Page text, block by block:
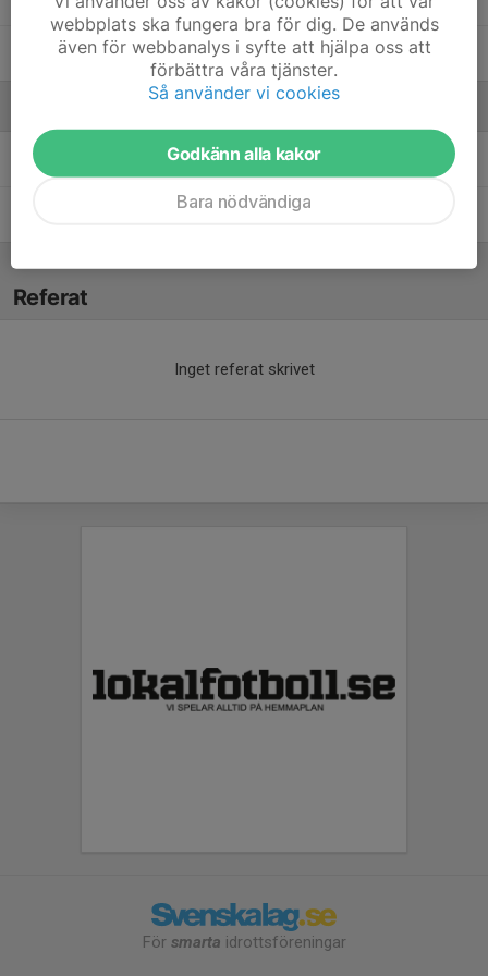
Valter Agemo
Joacim SandstedtTränare
Ledare
Referat
Inget referat skrivet
För smarta idrottsföreningar
webbplats ska fungera bra för dig. De används
även för webbanalys i syfte att hjälpa oss att
förbättra våra tjänster.
Så använder vi cookies
Godkänn alla kakor
Bara nödvändiga